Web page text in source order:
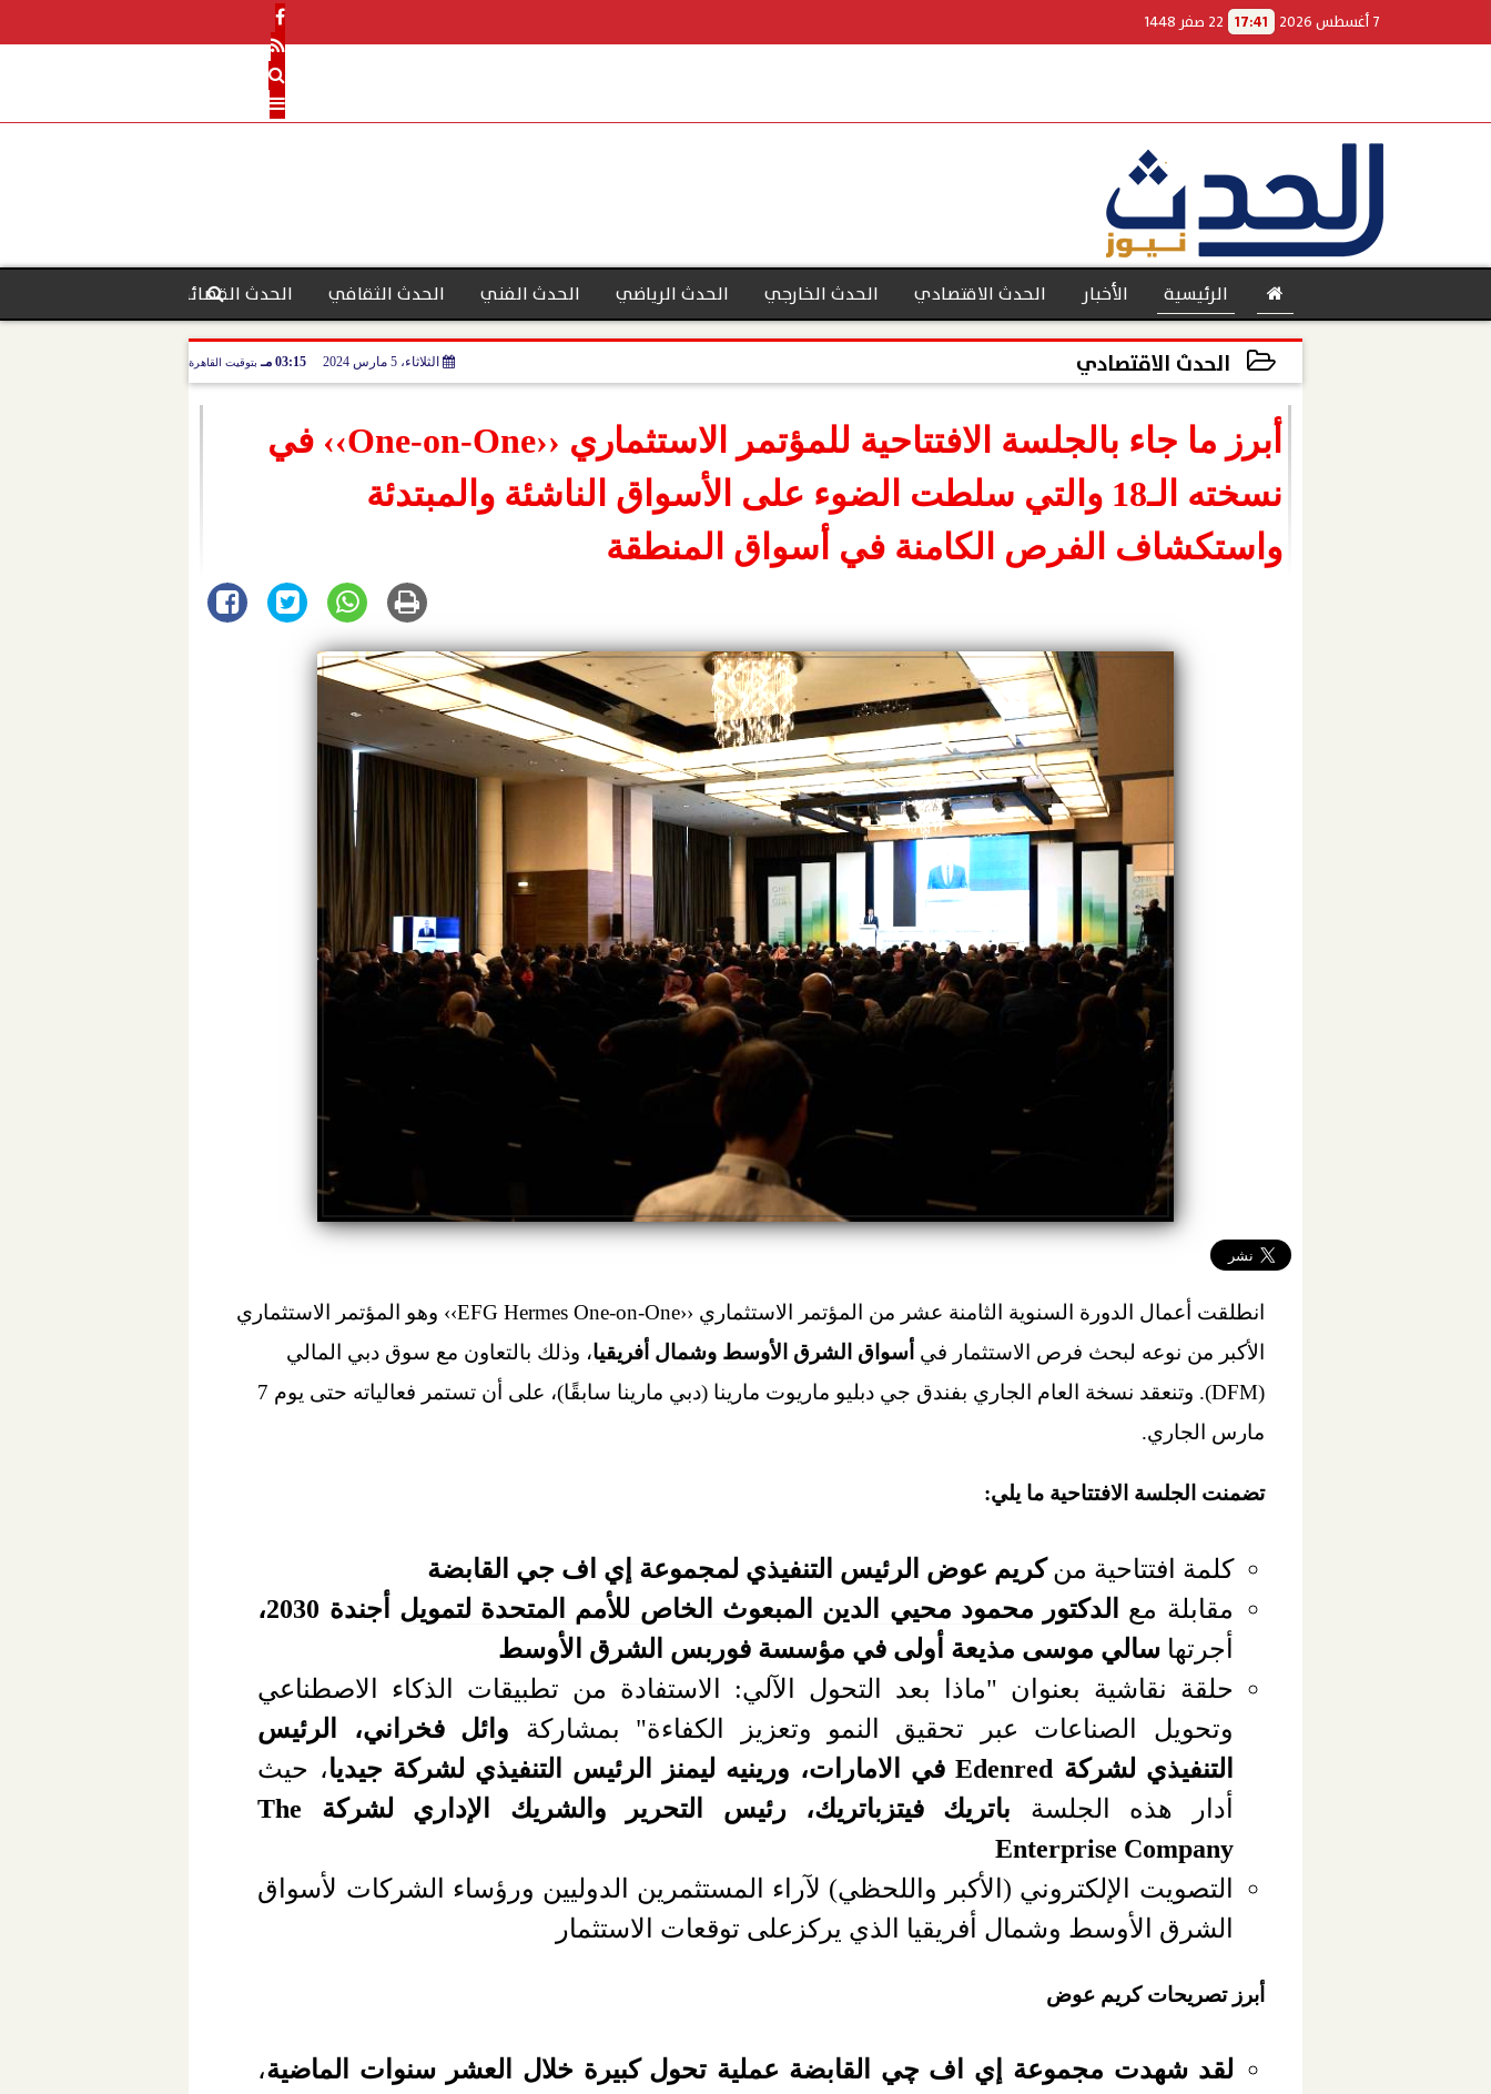
7 أغسطس 2026 17:41 22 صفر 1448
الرئيسية الأخبار الحدث الاقتصادي
بنوك
الحدث الخارجي الحدث الرياضي الحدث الفني الحدث الثقافي الحدث القضائي
الحدث الاقتصادي الثلاثاء، 5 مارس 2024 03:15 مـ بتوقيت القاهرة
أبرز ما جاء بالجلسة الافتتاحية للمؤتمر الاستثماري ‹‹One-on-One›› في
نسخته الـ18 والتي سلطت الضوء على الأسواق الناشئة والمبتدئة
واستكشاف الفرص الكامنة في أسواق المنطقة
انطلقت أعمال الدورة السنوية الثامنة عشر من المؤتمر الاستثماري ‹‹EFG Hermes One-on-One›› وهو المؤتمر الاستثماري
الأكبر من نوعه لبحث فرص الاستثمار في أسواق الشرق الأوسط وشمال أفريقيا، وذلك بالتعاون مع سوق دبي المالي
(DFM). وتنعقد نسخة العام الجاري بفندق جي دبليو ماريوت مارينا (دبي مارينا سابقًا)، على أن تستمر فعالياته حتى يوم 7
مارس الجاري.
تضمنت الجلسة الافتتاحية ما يلي:
كلمة افتتاحية منكريم عوض الرئيس التنفيذي لمجموعة إي اف جي القابضة
مقابلة مع
الدكتور محمود محيي الدين المبعوث الخاص للأمم المتحدة لتمويل أجندة 2030
،
أجرتهاسالي موسى مذيعة أولى في مؤسسة فوربس الشرق الأوسط
حلقة نقاشية بعنوان "ماذا بعد التحول الآلي: الاستفادة من تطبيقات الذكاء الاصطناعي
وتحويل الصناعات عبر تحقيق النمو وتعزيز الكفاءة" بمشاركة وائل فخراني، الرئيس
التنفيذي لشركة Edenredفي الامارات، ورينيه ليمنز الرئيس التنفيذي لشركة جيديا، حيث
أدار هذه الجلسة باتريك فيتزباتريك، رئيس التحرير والشريك الإداري لشركة The
Enterprise Company
التصويت الإلكتروني (الأكبر واللحظي) لآراء المستثمرين الدوليين ورؤساء الشركات لأسواق
الشرق الأوسط وشمال أفريقيا الذي يركزعلى توقعات الاستثمار
أبرز تصريحات كريم عوض
لقد شهدت مجموعة إي اف چي القابضة عملية تحول كبيرة خلال العشر سنوات الماضية،